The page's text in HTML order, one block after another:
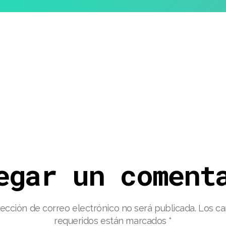
un
de correo electrónico no será publicada. Los
requeridos están marcados *